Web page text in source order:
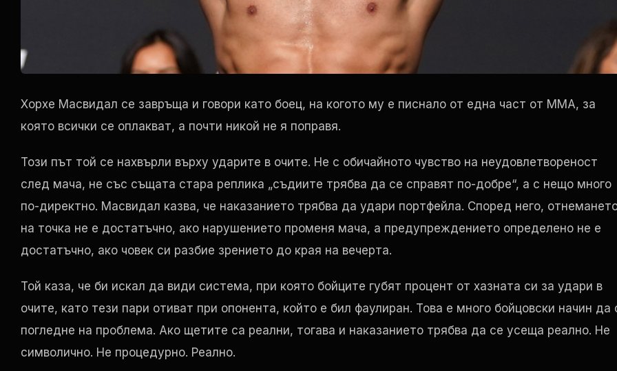
Хорхе Масвидал се завръща и говори като боец, на когото му е писнало от една част от ММА, за
която всички се оплакват, а почти никой не я поправя.
Този път той се нахвърли върху ударите в очите. Не с обичайното чувство на неудовлетвореност
след мача, не със същата стара реплика „съдиите трябва да се справят по-добре“, а с нещо много
по-директно. Масвидал казва, че наказанието трябва да удари портфейла. Според него,
на точка не е достатъчно, ако нарушението променя мача, а предупреждението определено не е
достатъчно, ако човек си разбие зрението до края на вечерта.
Той каза, че би искал да види система, при която бойците губят процент от хазната си за удари в
очите, като тези пари отиват при опонента, който е бил фаулиран. Това е много бойцовски начин да
погледне на проблема. Ако щетите са реални, тогава и наказанието трябва да се усеща реално. Не
символично. Не процедурно. Реално.